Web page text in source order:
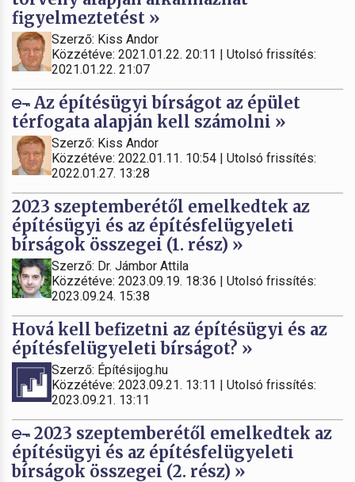
figyelmeztetést »
Szerző: Kiss Andor
Közzétéve: 2021.01.22. 20:11 | Utolsó frissítés:
2021.01.22. 21:07
Az építésügyi bírságot az épület
térfogata alapján kell számolni »
Szerző: Kiss Andor
Közzétéve: 2022.01.11. 10:54 | Utolsó frissítés:
2022.01.27. 13:28
2023 szeptemberétől emelkedtek az
építésügyi és az építésfelügyeleti
bírságok összegei (1. rész) »
Szerző: Dr. Jámbor Attila
Közzétéve: 2023.09.19. 18:36 | Utolsó frissítés:
2023.09.24. 15:38
Hová kell befizetni az építésügyi és az
építésfelügyeleti bírságot? »
Szerző: Építésijog.hu
Közzétéve: 2023.09.21. 13:11 | Utolsó frissítés:
2023.09.21. 13:11
2023 szeptemberétől emelkedtek az
építésügyi és az építésfelügyeleti
bírságok összegei (2. rész) »